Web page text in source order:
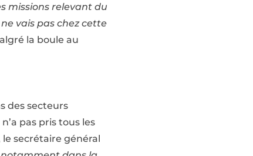
missions relevant du
ne vais pas chez cette
la boule au
des secteurs
pas pris tous les
secrétaire général